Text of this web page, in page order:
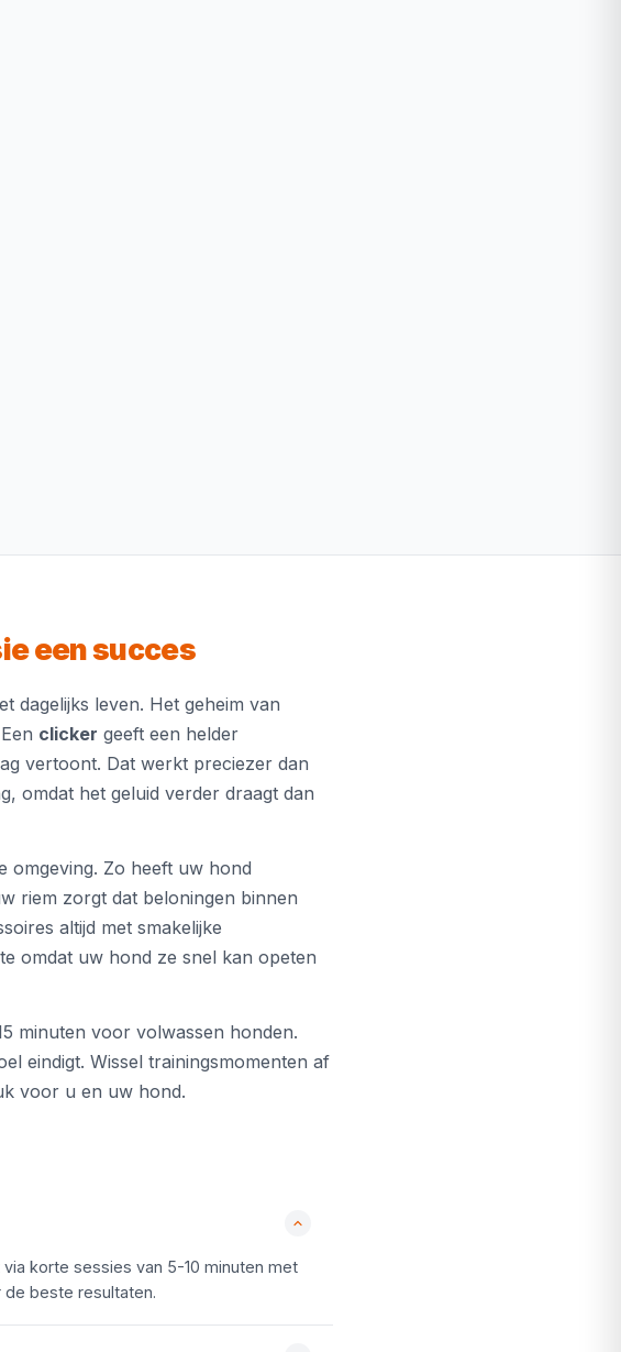
een succes
dagelijks leven. Het geheim van
clicker geeft een helder
vertoont. Dat werkt preciezer dan
omdat het geluid verder draagt dan
omgeving. Zo heeft uw hond
riem zorgt dat beloningen binnen
altijd met smakelijke
omdat uw hond ze snel kan opeten
minuten voor volwassen honden.
eindigt. Wissel trainingsmomenten af
voor u en uw hond.
korte sessies van 5-10 minuten met
de beste resultaten.